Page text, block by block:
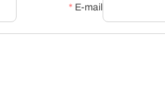
* E-mail